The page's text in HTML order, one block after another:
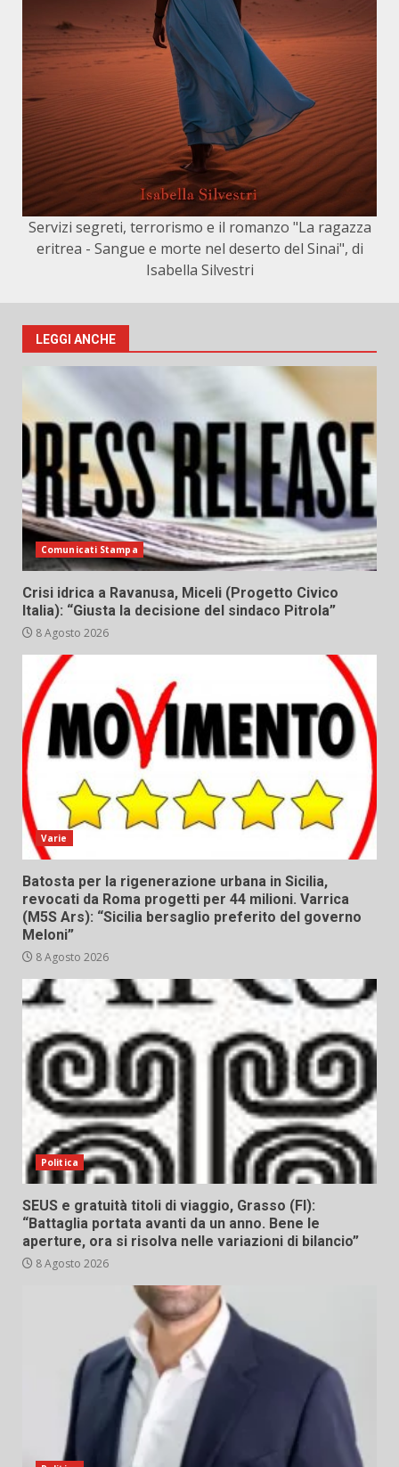
Servizi segreti, terrorismo e il romanzo "La ragazza
eritrea - Sangue e morte nel deserto del Sinai", di
Isabella Silvestri
LEGGI ANCHE
Comunicati Stampa
Crisi idrica a Ravanusa, Miceli (Progetto Civico
Italia): “Giusta la decisione del sindaco Pitrola”
8 Agosto 2026
Varie
Batosta per la rigenerazione urbana in Sicilia,
revocati da Roma progetti per 44 milioni. Varrica
(M5S Ars): “Sicilia bersaglio preferito del governo
Meloni”
8 Agosto 2026
Politica
SEUS e gratuità titoli di viaggio, Grasso (FI):
“Battaglia portata avanti da un anno. Bene le
aperture, ora si risolva nelle variazioni di bilancio”
8 Agosto 2026